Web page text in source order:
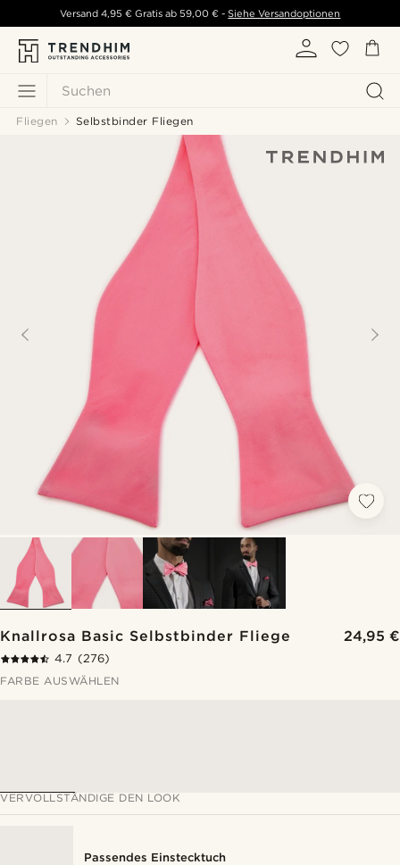
Suchen
Versand 4,95 € Gratis ab 59,00 € - Siehe Versandoptionen
Fliegen Selbstbinder Fliegen
Knallrosa Basic Selbstbinder Fliege 24,95 €
4.7 (276)
FARBE AUSWÄHLEN
VERVOLLSTÄNDIGE DEN LOOK
Passendes Einstecktuch